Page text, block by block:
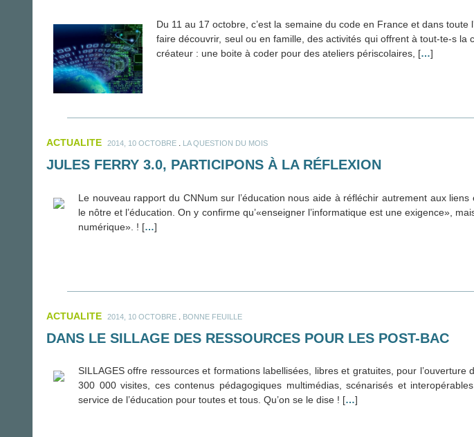
Du 11 au 17 octobre, c’est la semaine du code en France et dans toute
faire découvrir, seul ou en famille, des activités qui offrent à tout-te-s
créateur : une boite à coder pour des ateliers périscolaires, […]
ACTUALITE 2014, 10 OCTOBRE LA QUESTION DU MOIS
JULES FERRY 3.0, PARTICIPONS À LA RÉFLEXION
Le nouveau rapport du CNNum sur l’éducation nous aide à réfléchir autrement aux
le nôtre et l’éducation. On y confirme qu’«enseigner l’informatique est une exigence»,
numérique». ! […]
ACTUALITE 2014, 10 OCTOBRE BONNE FEUILLE
DANS LE SILLAGE DES RESSOURCES POUR LES POST-BAC
SILLAGES offre ressources et formations labellisées, libres et gratuites, pour
300 000 visites, ces contenus pédagogiques multimédias, scénarisés et
service de l’éducation pour toutes et tous. Qu’on se le dise ! […]